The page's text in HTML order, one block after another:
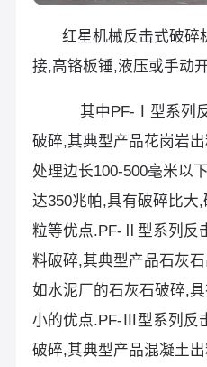
红星机械反击式破碎
接,高铬板锤,液压或手动
其中PF-Ⅰ型系列
破碎,其典型产品花岗岩
处理边长100-500毫米以
达350兆帕,具有破碎比大
粒等优点.PF-Ⅱ型系列反
料破碎,其典型产品石灰
如水泥厂的石灰石破碎,
小的优点.PF-Ⅲ型系列反
破碎,其典型产品混凝土